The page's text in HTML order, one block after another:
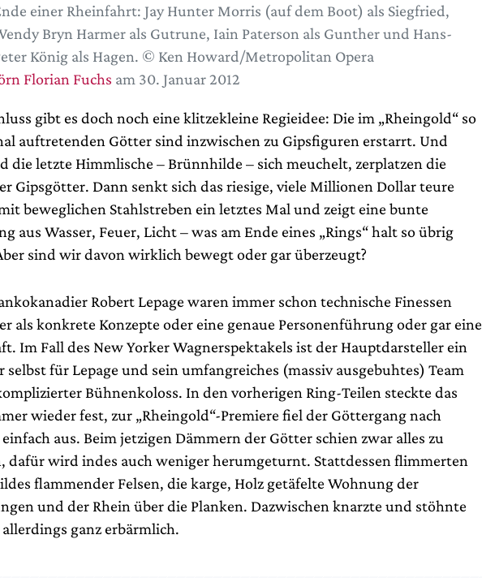
einer Rheinfahrt: Jay Hunter Morris (auf dem Boot) als Siegfried,
Bryn Harmer als Gutrune, Iain Paterson als Gunther und Hans-
König als Hagen. © Ken Howard/Metropolitan Opera
Florian Fuchs am 30. Januar 2012
gibt es doch noch eine klitzekleine Regieidee: Die im „Rheingold“ so
auftretenden Götter sind inzwischen zu Gipsfiguren erstarrt. Und
die letzte Himmlische – Brünnhilde – sich meuchelt, zerplatzen die
Gipsgötter. Dann senkt sich das riesige, viele Millionen Dollar teure
beweglichen Stahlstreben ein letztes Mal und zeigt eine bunte
aus Wasser, Feuer, Licht – was am Ende eines „Rings“ halt so übrig
sind wir davon wirklich bewegt oder gar überzeugt?
Robert Lepage waren immer schon technische Finessen
als konkrete Konzepte oder eine genaue Personenführung oder gar eine
Im Fall des New Yorker Wagnerspektakels ist der Hauptdarsteller ein
selbst für Lepage und sein umfangreiches (massiv ausgebuhtes) Team
Bühnenkoloss. In den vorherigen Ring-Teilen steckte das
wieder fest, zur „Rheingold“-Premiere fiel der Göttergang nach
aus. Beim jetzigen Dämmern der Götter schien zwar alles zu
dafür wird indes auch weniger herumgeturnt. Stattdessen flimmerten
flammender Felsen, die karge, Holz getäfelte Wohnung der
und der Rhein über die Planken. Dazwischen knarzte und stöhnte
allerdings ganz erbärmlich.